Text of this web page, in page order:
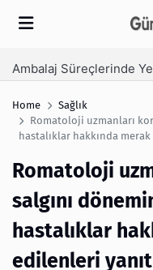
Home
Sağlık
Romatoloji uzmanları
hastalıklar hakkında
Romatoloji
salgını
hastalıklar
edilenleri